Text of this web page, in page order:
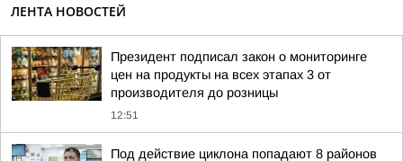
ЛЕНТА НОВОСТЕЙ
Президент подписал закон о мониторинге
цен на продукты на всех этапах 3 от
производителя до розницы
12:51
Под действие циклона попадают 8 районов